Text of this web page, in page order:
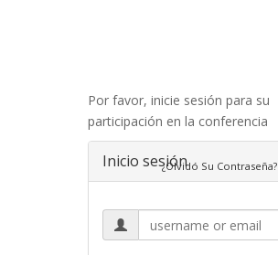
Por favor, inicie sesión para su
participación en la conferencia
Inicio sesión¿Olvidó Su Contraseña?